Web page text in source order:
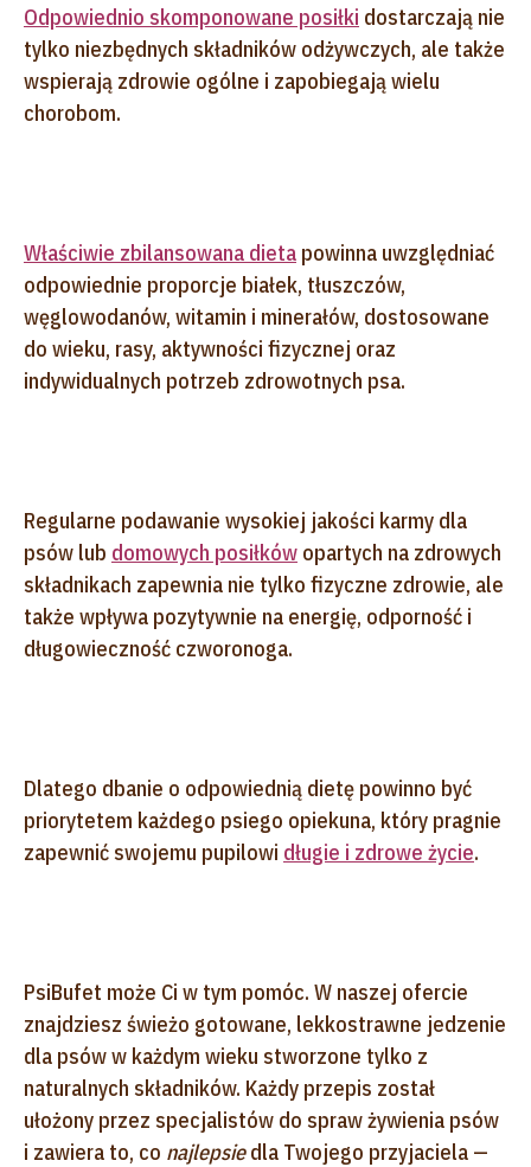
Odpowiednio skomponowane posiłki dostarczają nie
tylko niezbędnych składników odżywczych, ale także
wspierają zdrowie ogólne i zapobiegają wielu
chorobom.
Właściwie zbilansowana dieta powinna uwzględniać
odpowiednie proporcje białek, tłuszczów,
węglowodanów, witamin i minerałów, dostosowane
do wieku, rasy, aktywności fizycznej oraz
indywidualnych potrzeb zdrowotnych psa.
Regularne podawanie wysokiej jakości karmy dla
psów lub domowych posiłków opartych na zdrowych
składnikach zapewnia nie tylko fizyczne zdrowie, ale
także wpływa pozytywnie na energię, odporność i
długowieczność czworonoga.
Dlatego dbanie o odpowiednią dietę powinno być
priorytetem każdego psiego opiekuna, który pragnie
zapewnić swojemu pupilowi długie i zdrowe życie.
PsiBufet może Ci w tym pomóc. W naszej ofercie
znajdziesz świeżo gotowane, lekkostrawne jedzenie
dla psów w każdym wieku stworzone tylko z
naturalnych składników. Każdy przepis został
ułożony przez specjalistów do spraw żywienia psów
i zawiera to, co najlepsiedla Twojego przyjaciela —